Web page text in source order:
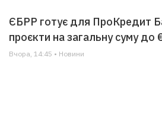
ЄБРР готує для ПроКредит
проєкти на загальну суму до
Вчора, 14:45 • Новини